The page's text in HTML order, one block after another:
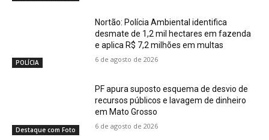
POLÍCIA
Nortão: Polícia Ambiental identifica
desmate de 1,2 mil hectares em fazenda
e aplica R$ 7,2 milhões em multas
6 de agosto de 2026
Destaque com Foto
PF apura suposto esquema de desvio de
recursos públicos e lavagem de dinheiro
em Mato Grosso
6 de agosto de 2026